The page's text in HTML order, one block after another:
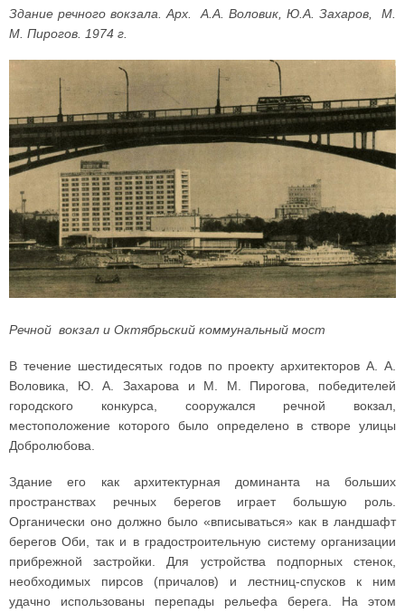
Здание речного вокзала. Арх. А.А. Воловик, Ю.А. Захаров, М.
М. Пирогов. 1974 г.
Речной вокзал и Октябрьский коммунальный мост
В течение шестидесятых годов по проекту архитекторов А. А.
Воловика, Ю. А. Захарова и М. М. Пирогова, победителей
городского конкурса, сооружался речной вокзал,
местоположение которого было определено в створе улицы
Добролюбова.
Здание его как архитектурная доминанта на больших
пространствах речных берегов играет большую роль.
Органически оно должно было «вписываться» как в ландшафт
берегов Оби, так и в градостроительную систему организации
прибрежной застройки. Для устройства подпорных стенок,
необходимых пирсов (причалов) и лестниц-спусков к ним
удачно использованы перепады рельефа берега. На этом